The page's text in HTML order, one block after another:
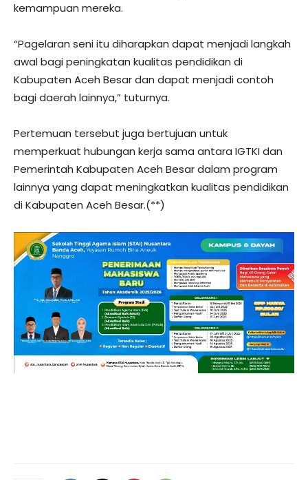
kemampuan mereka.
“Pagelaran seni itu diharapkan dapat menjadi langkah
awal bagi peningkatan kualitas pendidikan di
Kabupaten Aceh Besar dan dapat menjadi contoh
bagi daerah lainnya,” tuturnya.
Pertemuan tersebut juga bertujuan untuk
memperkuat hubungan kerja sama antara IGTKI dan
Pemerintah Kabupaten Aceh Besar dalam program
lainnya yang dapat meningkatkan kualitas pendidikan
di Kabupaten Aceh Besar.(**)